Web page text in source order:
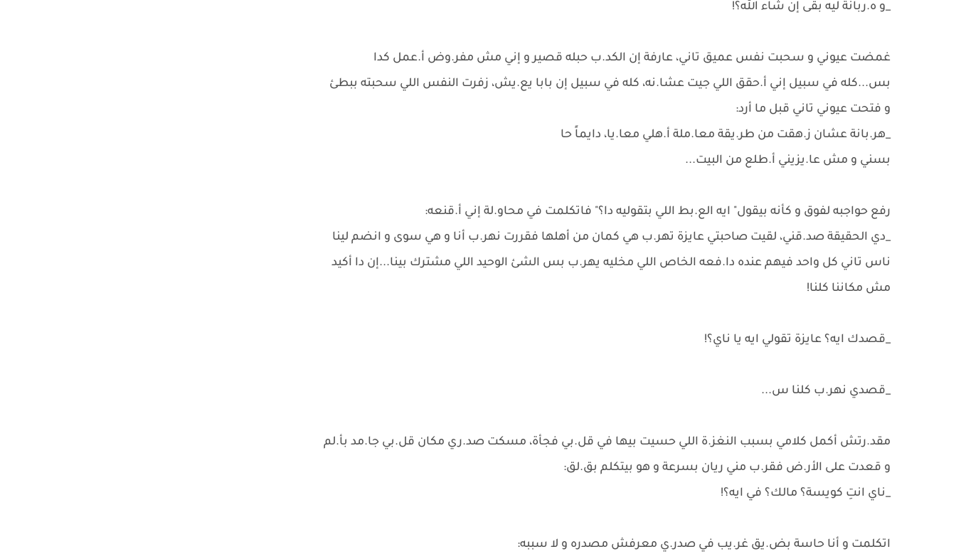
_و ه.ربانة ليه بقى إن شاء الله؟!
غمضت عيوني و سحبت نفس عميق تاني، عارفة إن الكد.ب حبله قصير و إني مش مفر.وض أ.عمل كدا
بس...كله في سبيل إني أ.حقق اللي جيت عشا.نه، كله في سبيل إن بابا يع.يش، زفرت النفس اللي سحبته ببطئ
و فتحت عيوني تاني قبل ما أرد:
_هر.بانة عشان ز.هقت من طر.يقة معا.ملة أ.هلي معا.يا، دايماً حا
بسني و مش عا.يزيني أ.طلع من البيت...
رفع حواجبه لفوق و كأنه بيقول" ايه الع.بط اللي بتقوليه دا؟" فاتكلمت في محاو.لة إني أ.قنعه:
_دي الحقيقة صد.قني، لقيت صاحبتي عايزة تهر.ب هي كمان من أهلها فقررت نهر.ب أنا و هي سوى و انضم لينا
ناس تاني كل واحد فيهم عنده دا.فعه الخاص اللي مخليه يهر.ب بس الشئ الوحيد اللي مشترك بينا...إن دا أكيد
مش مكاننا كلنا!
_قصدك ايه؟ عايزة تقولي ايه يا ناي؟!
_قصدي نهر.ب كلنا س...
مقد.رتش أكمل كلامي بسبب النغز.ة اللي حسيت بيها في قل.بي فجأة، مسكت صد.ري مكان قل.بي جا.مد بأ.لم
و قعدت على الأر.ض فقر.ب مني ريان بسرعة و هو بيتكلم بق.لق:
_ناي انتِ كويسة؟ مالك؟ في ايه؟!
اتكلمت و أنا حاسة بض.يق غر.يب في صدر.ي معرفش مصدره و لا سببه: